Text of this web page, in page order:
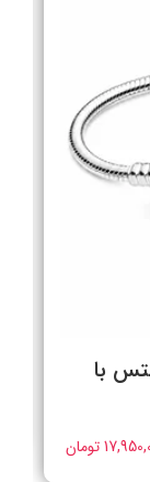
با
تومان